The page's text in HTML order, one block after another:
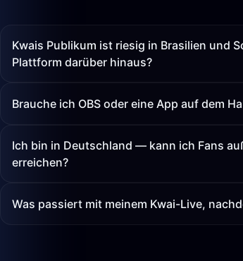
Kwais Publikum ist riesig in Brasilien und
Plattform darüber hinaus?
Brauche ich OBS oder eine App auf dem
Ich bin in Deutschland — kann ich Fans
erreichen?
Was passiert mit meinem Kwai-Live,